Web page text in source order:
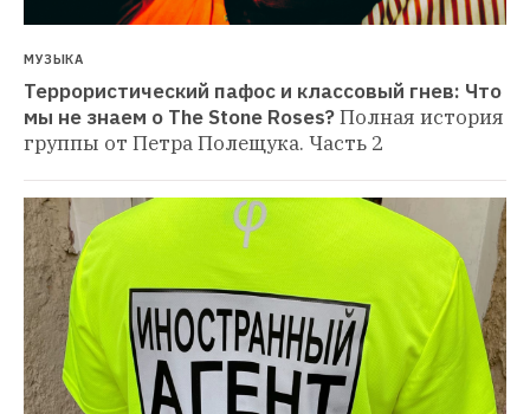
МУЗЫКА
Террористический пафос и классовый гнев: Что
мы не знаем о The Stone Roses?Полная история
группы от Петра Полещука. Часть 2